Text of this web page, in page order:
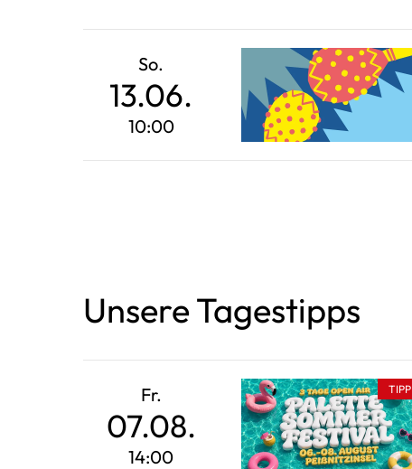
So.
13.06.
10:00
Unsere Tagestipps
TIPP
Fr.
07.08.
14:00